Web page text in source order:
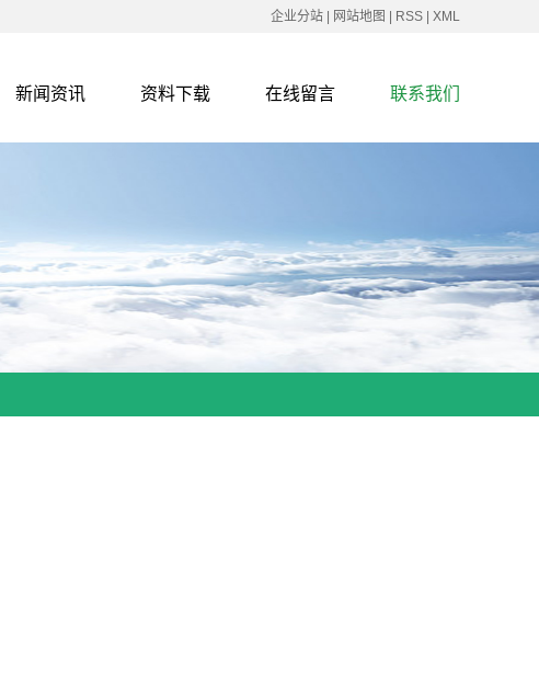
企业分站 网站地图 RSS XML
新闻资讯 资料下载 在线留言 联系我们